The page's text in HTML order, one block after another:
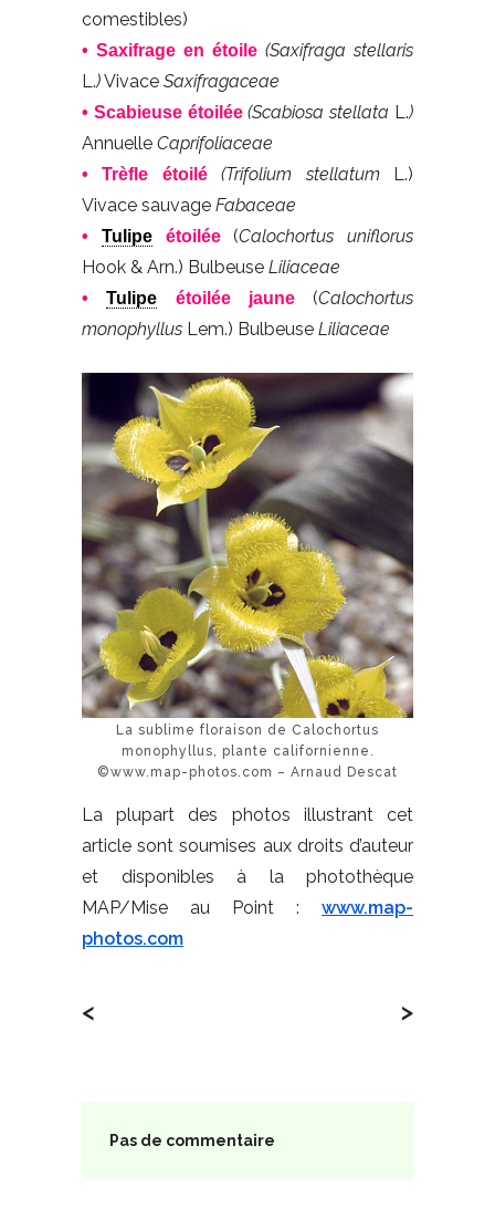
comestibles)
• Saxifrage en étoile (Saxifraga stellaris
L.)Vivace Saxifragaceae
• Scabieuse étoilée (Scabiosa stellata L.)
Annuelle Caprifoliaceae
• Trèfle étoilé (Trifolium stellatumL.)
Vivace sauvage Fabaceae
• Tulipeétoilée(Calochortus uniflorus
Hook & Arn.) Bulbeuse Liliaceae
•Tulipe étoilée jaune(Calochortus
monophyllus Lem.) Bulbeuse Liliaceae
La sublime floraison de Calochortus
monophyllus, plante californienne.
©www.map-photos.com – Arnaud Descat
La plupart des photos illustrant cet
article sont soumises aux droits d’auteur
et disponibles à la photothèque
MAP/Mise au Point : www.map-
photos.com
< >
Pas de commentaire